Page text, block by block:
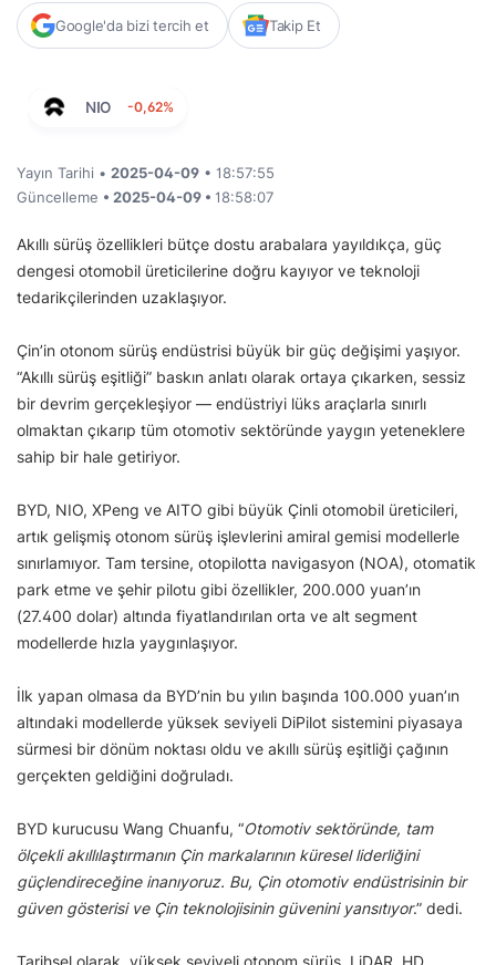
Google'da bizi tercih et Takip Et
NIO -0,62%
Yayın Tarihi • 2025-04-09 • 18:57:55
Güncelleme • 2025-04-09 • 18:58:07
Akıllı sürüş özellikleri bütçe dostu arabalara yayıldıkça, güç
dengesi otomobil üreticilerine doğru kayıyor ve teknoloji
tedarikçilerinden uzaklaşıyor.
Çin’in otonom sürüş endüstrisi büyük bir güç değişimi yaşıyor.
“Akıllı sürüş eşitliği” baskın anlatı olarak ortaya çıkarken, sessiz
bir devrim gerçekleşiyor — endüstriyi lüks araçlarla sınırlı
olmaktan çıkarıp tüm otomotiv sektöründe yaygın yeteneklere
sahip bir hale getiriyor.
BYD, NIO, XPeng ve AITO gibi büyük Çinli otomobil üreticileri,
artık gelişmiş otonom sürüş işlevlerini amiral gemisi modellerle
sınırlamıyor. Tam tersine, otopilotta navigasyon (NOA), otomatik
park etme ve şehir pilotu gibi özellikler, 200.000 yuan’ın
(27.400 dolar) altında fiyatlandırılan orta ve alt segment
modellerde hızla yaygınlaşıyor.
İlk yapan olmasa da BYD’nin bu yılın başında 100.000 yuan’ın
altındaki modellerde yüksek seviyeli DiPilot sistemini piyasaya
sürmesi bir dönüm noktası oldu ve akıllı sürüş eşitliği çağının
gerçekten geldiğini doğruladı.
BYD kurucusu Wang Chuanfu, “Otomotiv sektöründe, tam
ölçekli akıllılaştırmanın Çin markalarının küresel liderliğini
güçlendireceğine inanıyoruz. Bu, Çin otomotiv endüstrisinin bir
güven gösterisi ve Çin teknolojisinin güvenini yansıtıyor.” dedi.
Tarihsel olarak, yüksek seviyeli otonom sürüş, LiDAR, HD